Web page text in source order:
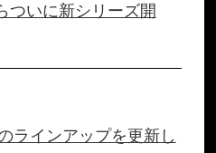
いに新シリーズ開
ラインアップを更新し